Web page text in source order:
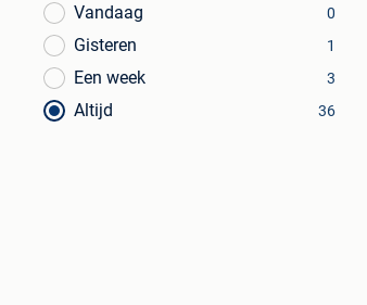
Vandaag
0
Gisteren 1
Een week 3
Altijd 36